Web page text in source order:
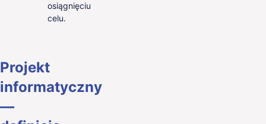
osiągnięciu
celu.
Projekt
informatyczny
—